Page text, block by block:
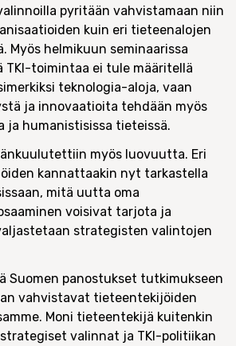
pyritään vahvistamaan niin
kuin eri tieteenalojen
Myös helmikuun seminaarissa
toimintaa ei tule määritellä
teknologia-aloja, vaan
ja innovaatioita tehdään myös
ja humanistisissa tieteissä.
myös luovuutta. Eri
kannattaakin nyt tarkastella
mitä uutta oma
voisivat tarjota ja
strategisten valintojen
Suomen panostukset tutkimukseen
vahvistavat tieteentekijöiden
Moni tieteentekijä kuitenkin
valinnat ja TKI-politiikan